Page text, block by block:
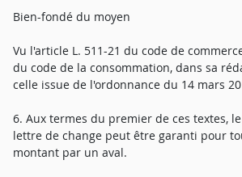
Bien-fondé du moyen
Vu l'article L. 511-21 du code de
du code de la consommation, dans sa
celle issue de l'ordonnance du 14 mars
6. Aux termes du premier de ces textes,
lettre de change peut être garanti pour
montant par un aval.